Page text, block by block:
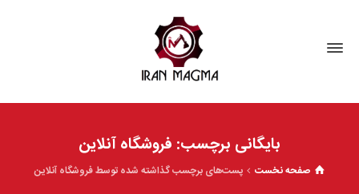
بایگانی برچسب: فروشگاه آنلاین
صفحه نخست پست‌های برچسب گذاشته شده توسط فروشگاه آنلاین